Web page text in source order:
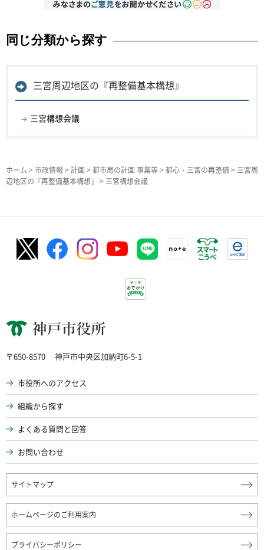
同じ分類から探す
三宮周辺地区の『再整備基本構想』
三宮構想会議
ホーム > 市政情報 > 計画> 都市局の計画 事業等> 都心・三宮の再整備> 三宮周
辺地区の『再整備基本構想』 > 三宮構想会議
神戸市役所
〒650-8570 神戸市中央区加納町6-5-1
市役所へのアクセス
組織から探す
よくある質問と回答
お問い合わせ
サイトマップ
ホームページのご利用案内
プライバシーポリシー